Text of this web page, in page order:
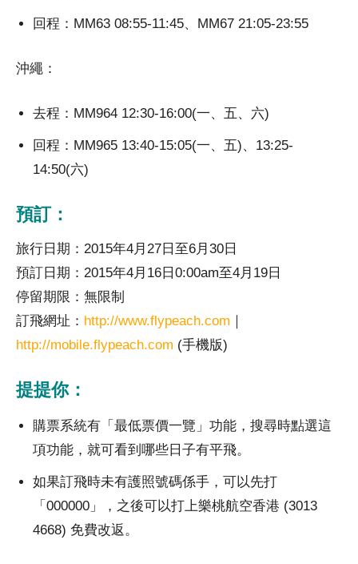
回程：MM63 08:55-11:45、MM67 21:05-23:55
沖繩：
去程：MM964 12:30-16:00(一、五、六)
回程：MM965 13:40-15:05(一、五)、13:25-
14:50(六)
預訂：
旅行日期：2015年4月27日至6月30日
預訂日期：2015年4月16日0:00am至4月19日
停留期限：無限制
訂飛網址： http://www.flypeach.com ｜
http://mobile.flypeach.com (手機版)
提提你：
購票系統有「最低票價一覽」功能，搜尋時點選這
項功能，就可看到哪些日子有平飛。
如果訂飛時未有護照號碼係手，可以先打
「000000」，之後可以打上樂桃航空香港 (3013
4668) 免費改返。